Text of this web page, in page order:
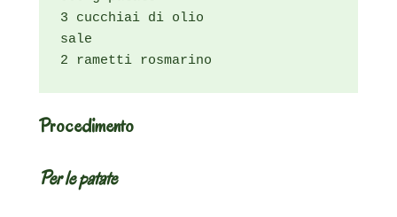
3 cucchiai di olio
sale
2 rametti rosmarino
Procedimento
Per le patate